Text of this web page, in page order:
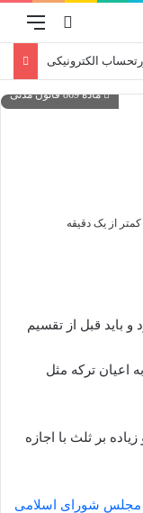
منو
جستجو
الکترونیکی
ماده 869 قانون مدنی
از یک دقیقه
باید قبل از تقسیم
ترکه مثل
بر ثلث با اجازه
مجلس شورای اسلامی